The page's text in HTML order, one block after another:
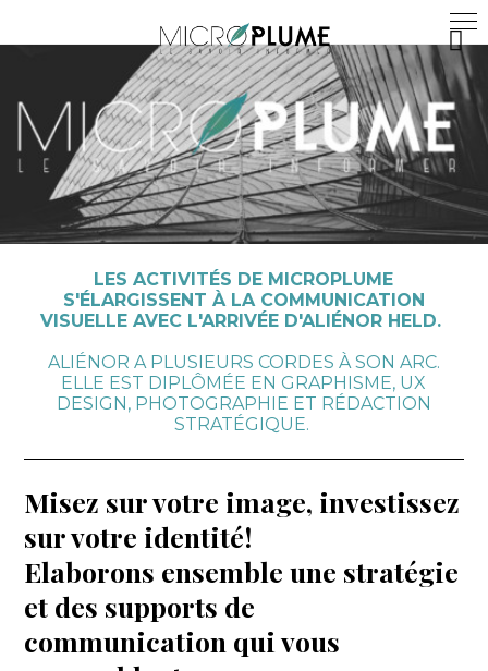
LES ACTIVITÉS DE MICROPLUME
S'ÉLARGISSENT À LA COMMUNICATION
VISUELLE AVEC L'ARRIVÉE D'ALIÉNOR HELD.
ALIÉNOR A PLUSIEURS CORDES À SON ARC.
ELLE EST DIPLÔMÉE EN GRAPHISME, UX
DESIGN, PHOTOGRAPHIE ET RÉDACTION
STRATÉGIQUE.
Misez sur votre image, investissez
sur votre identité!
Elaborons ensemble une stratégie
et des supports de
communication qui vous